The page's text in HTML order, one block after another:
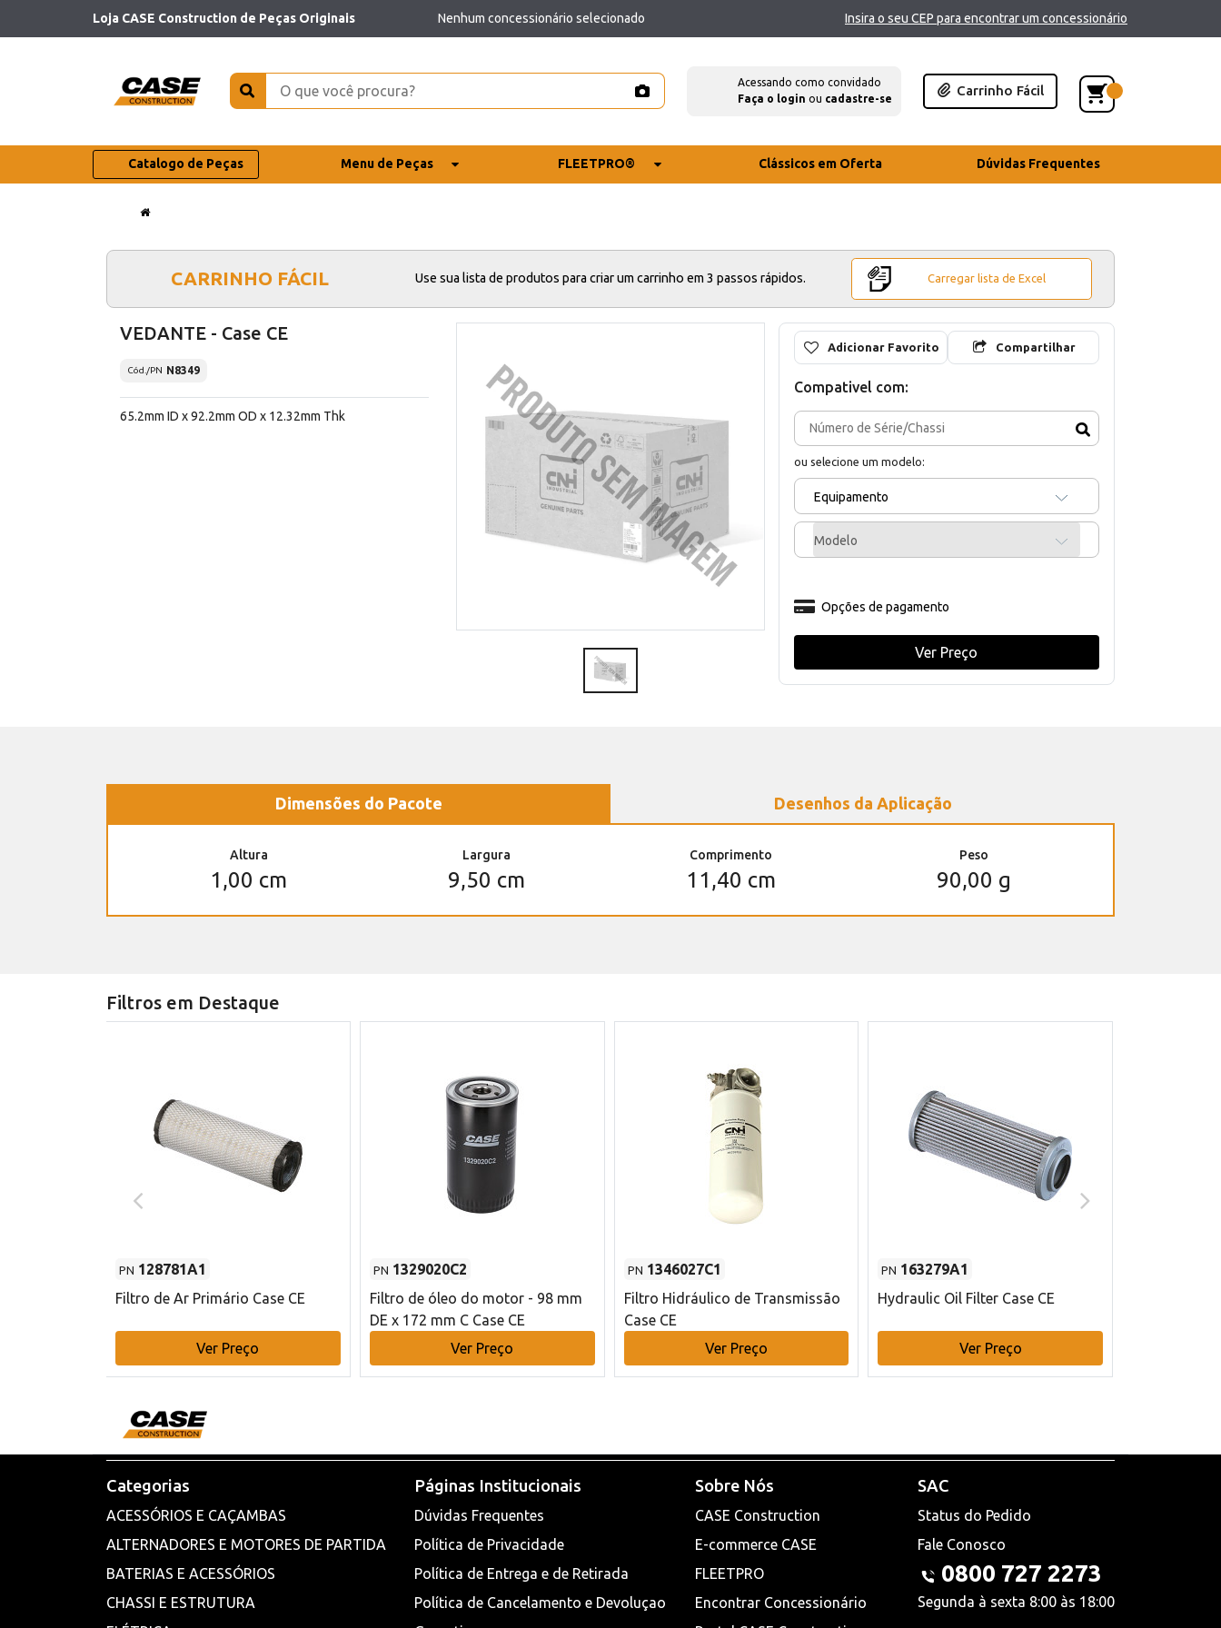
Loja CASE Construction de Peças Originais Nenhum concessionário selecionado Insira o seu CEP para encontrar um concessionário
Acessando como convidado
Faça o login ou cadastre-se
Carrinho Fácil
Catalogo de Peças Menu de Peças FLEETPRO® Clássicos em Oferta Dúvidas Frequentes
CARRINHO FÁCIL Use sua lista de produtos para criar um carrinho em 3 passos rápidos. Carregar lista de Excel
VEDANTE - Case CE
Cód./PN N8349
65.2mm ID x 92.2mm OD x 12.32mm Thk
Adicionar Favorito Compartilhar
Compativel com:
ou selecione um modelo:
Equipamento
Modelo
Opções de pagamento
Ver Preço
Dimensões do Pacote Desenhos da Aplicação
Altura
1,00 cm
Largura
9,50 cm
Comprimento
11,40 cm
Peso
90,00 g
Filtros em Destaque
PN 128781A1
Filtro de Ar Primário Case CE
Ver Preço
PN 1329020C2
Filtro de óleo do motor - 98 mm
DE x 172 mm C Case CE
Ver Preço
PN 1346027C1
Filtro Hidráulico de Transmissão
Case CE
Ver Preço
PN 163279A1
Hydraulic Oil Filter Case CE
Ver Preço
Categorias
ACESSÓRIOS E CAÇAMBAS
ALTERNADORES E MOTORES DE PARTIDA
BATERIAS E ACESSÓRIOS
CHASSI E ESTRUTURA
Páginas Institucionais
Dúvidas Frequentes
Política de Privacidade
Política de Entrega e de Retirada
Política de Cancelamento e Devoluçao
Sobre Nós
CASE Construction
E-commerce CASE
FLEETPRO
Encontrar Concessionário
SAC
Status do Pedido
Fale Conosco
0800 727 2273
Segunda à sexta 8:00 às 18:00